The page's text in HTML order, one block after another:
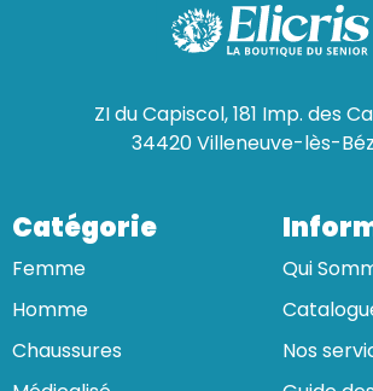
ZI du Capiscol, 181 Imp. des
34420 Villeneuve-lès-
Catégorie
Femme
Homme
Chaussures
Qui
Nos